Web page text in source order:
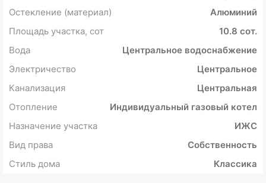
Остекление (материал)
Алюминий
Площадь участка, сот
10.8 сот.
Вода
Центральное водоснабжение
Электричество
Центральное
Канализация
Центральная
Отопление
Индивидуальный газовый котел
Назначение участка
ИЖС
Вид права
Собственность
Стиль дома
Классика